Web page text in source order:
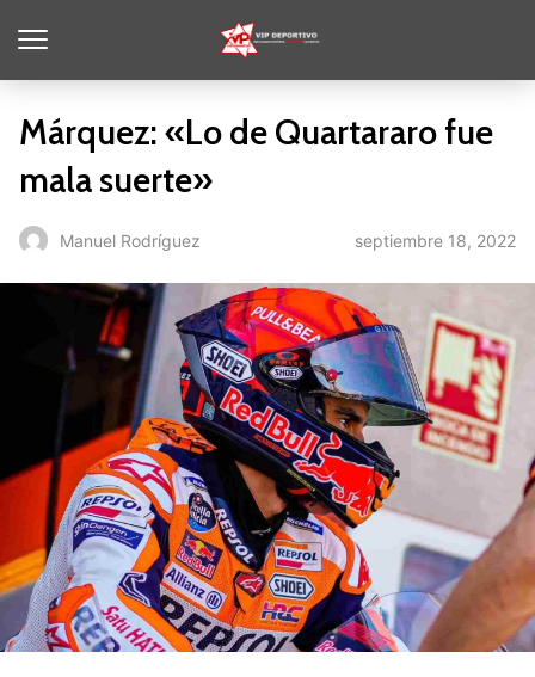
Márquez: «Lo de Quartararo fue
mala suerte»
Manuel Rodríguez septiembre 18, 2022